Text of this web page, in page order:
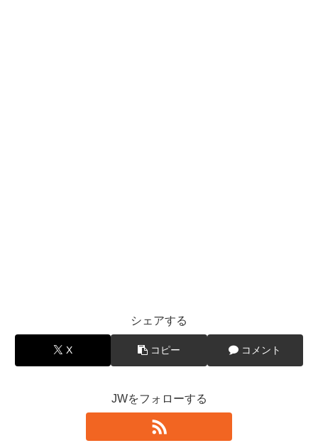
シェアする
X コピー コメント
JWをフォローする